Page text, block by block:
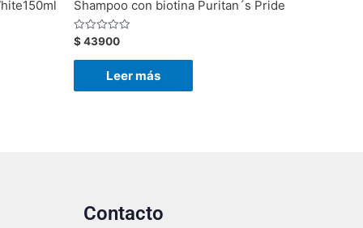
Shampoo con biotina Puritan´s Pride
Valorado
con
0
$43900
Leer más
Contacto